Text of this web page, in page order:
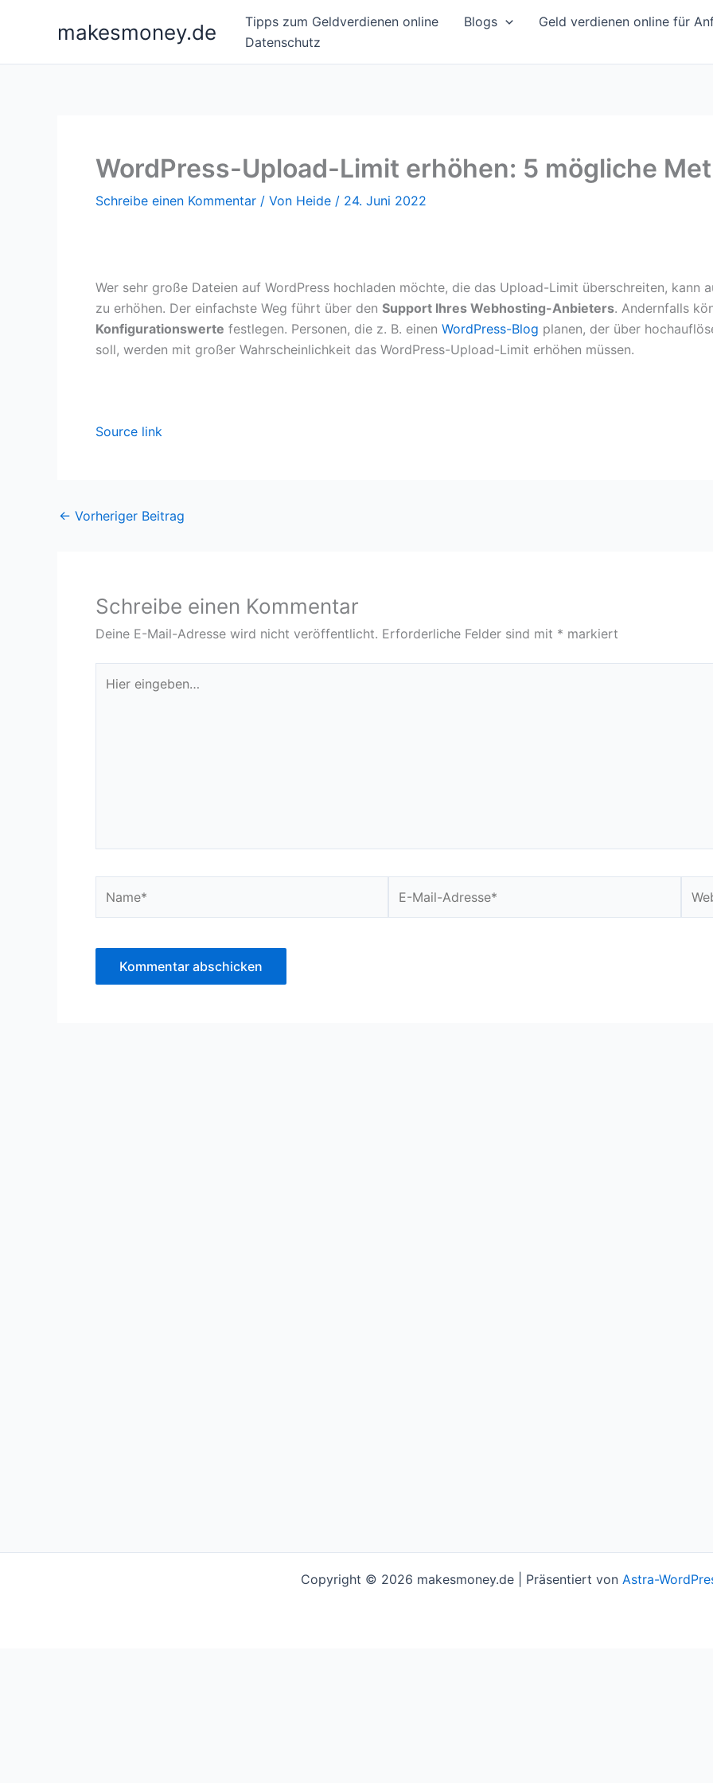
makesmoney.de Tipps zum Geldverdienen online Blogs
Geld verdienen online für
Datenschutz
WordPress-Upload-Limit erhöhen: 5 mögliche
Schreibe einen Kommentar / Von Heide / 24. Juni 2022
Wer sehr große Dateien auf WordPress hochladen möchte, die das Upload-Limit überschreiten, kann
zu erhöhen. Der einfachste Weg führt über den Support Ihres Webhosting-Anbieters. Andernfalls
Konfigurationswerte festlegen. Personen, die z. B. einen WordPress-Blog planen, der über
soll, werden mit großer Wahrscheinlichkeit das WordPress-Upload-Limit erhöhen müssen.
Source link
← Vorheriger Beitrag
Schreibe einen Kommentar
Deine E-Mail-Adresse wird nicht veröffentlicht. Erforderliche Felder sind mit * markiert
eingeben…
Mail-
Copyright © 2026 makesmoney.de | Präsentiert von Astra-